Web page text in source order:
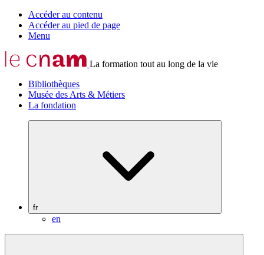
Accéder au contenu
Accéder au pied de page
Menu
La formation tout au long de la vie
Bibliothèques
Musée des Arts & Métiers
La fondation
fr
en